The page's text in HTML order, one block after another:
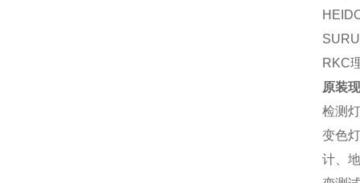
RKC
原装
检测灯
变色
计、